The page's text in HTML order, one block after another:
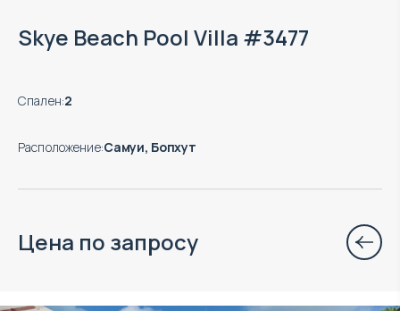
Skye Beach Pool Villa #3477
Спален:2
Расположение:Самуи, Бопхут
Цена по запросу